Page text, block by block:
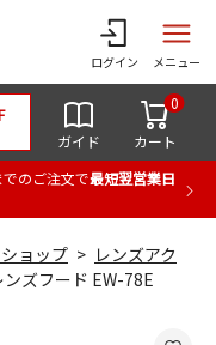
ログイン メニュー
ガイド カート
0
のご注文で最短翌営業日
ョップ
レンズアク
ンズフード EW-78E